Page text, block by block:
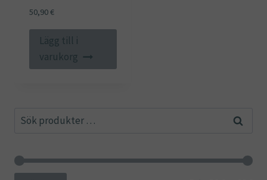
50,90€
Lägg till i
varukorg
Sök
Sök